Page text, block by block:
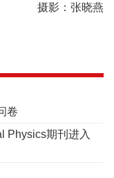
摄影：张晓燕
卷
Physics期刊进入